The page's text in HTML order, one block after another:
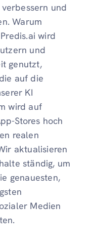
und
Warum
wird
und
genutzt,
auf die
KI
wird auf
Stores hoch
realen
aktualisieren
ständig, um
genauesten,
Medien